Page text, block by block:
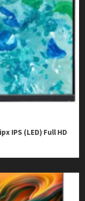
IPS (LED) Full HD